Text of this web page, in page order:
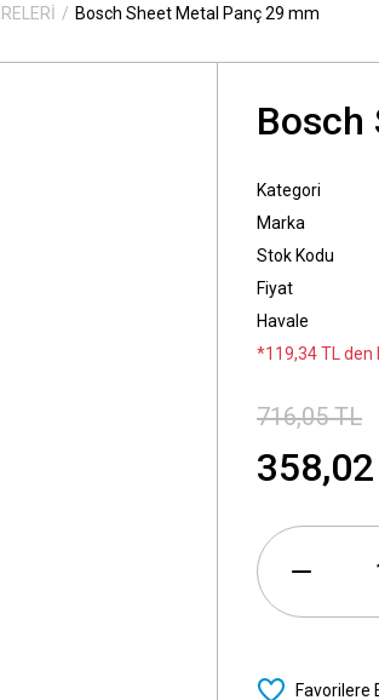
Bosch Sheet Metal Panç 29 mm
Bosch
Kategori
Marka
Stok Kodu
Fiyat
Havale
*119,34 TL den
716,05 TL